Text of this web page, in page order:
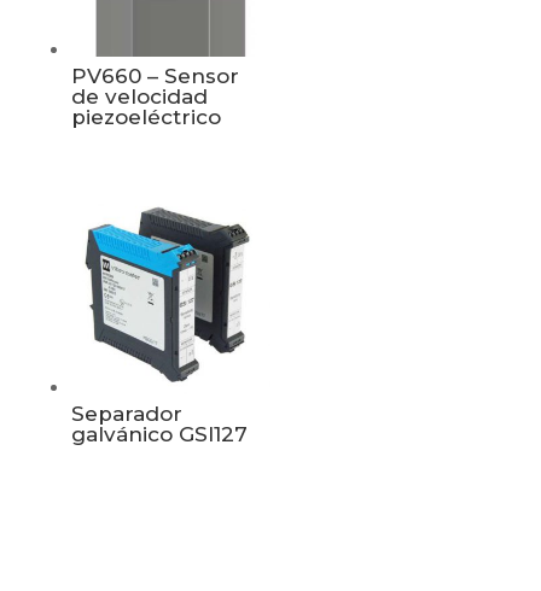
PV660 – Sensor
de velocidad
piezoeléctrico
Separador
galvánico GSI127